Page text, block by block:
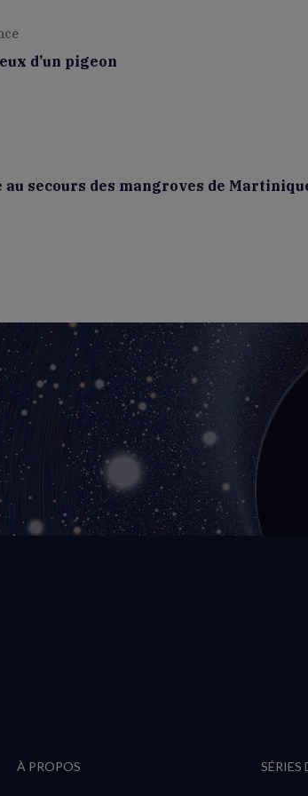
d’un pigeon
au secours des mangroves de
À PROPOS SÉRIES